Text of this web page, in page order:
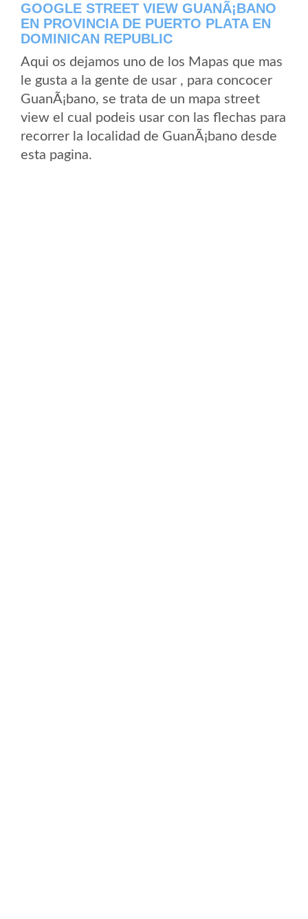
GOOGLE STREET VIEW GUANÃ¡BANO
EN PROVINCIA DE PUERTO PLATA EN
DOMINICAN REPUBLIC
Aqui os dejamos uno de los Mapas que mas
le gusta a la gente de usar , para concocer
GuanÃ¡bano, se trata de un mapa street
view el cual podeis usar con las flechas para
recorrer la localidad de GuanÃ¡bano desde
esta pagina.